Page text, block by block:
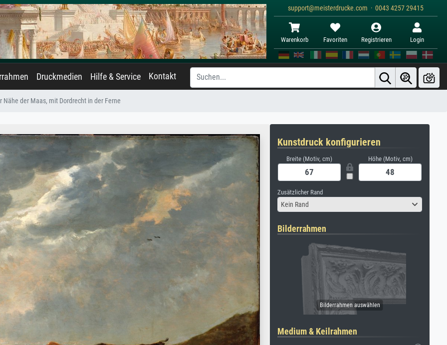
support@meisterdrucke.com · 0043 4257 29415
Warenkorb Favoriten Registrieren Login
Druckmedien Hilfe & Service Kontakt
Nähe der Maas, mit Dordrecht in der Ferne
Kunstdruck konfigurieren
Breite (Motiv, cm) Höhe (Motiv, cm)
Zusätzlicher Rand
Kein Rand
Bilderrahmen
Medium & Keilrahmen